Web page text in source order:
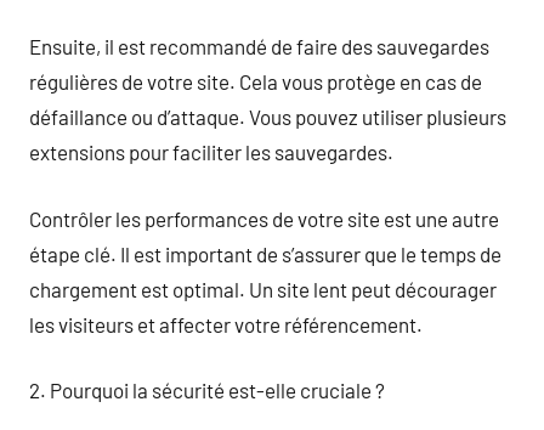
Ensuite, il est recommandé de faire des sauvegardes
régulières de votre site. Cela vous protège en cas de
défaillance ou d’attaque. Vous pouvez utiliser plusieurs
extensions pour faciliter les sauvegardes.
Contrôler les performances de votre site est une autre
étape clé. Il est important de s’assurer que le temps de
chargement est optimal. Un site lent peut décourager
les visiteurs et affecter votre référencement.
2. Pourquoi la sécurité est-elle cruciale ?